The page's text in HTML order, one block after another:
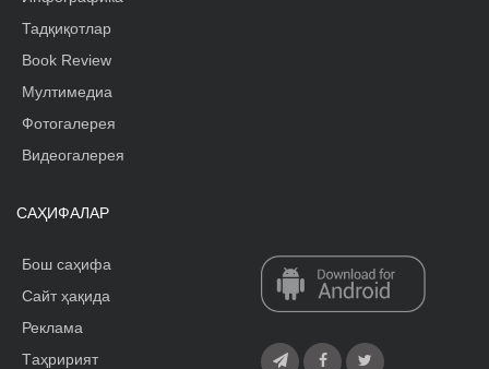
Тадқиқотлар
Book Review
Мултимедиа
Фотогалерея
Видеогалерея
САҲИФАЛАР
Бош саҳифа
Сайт ҳақида
Реклама
Tаҳририят